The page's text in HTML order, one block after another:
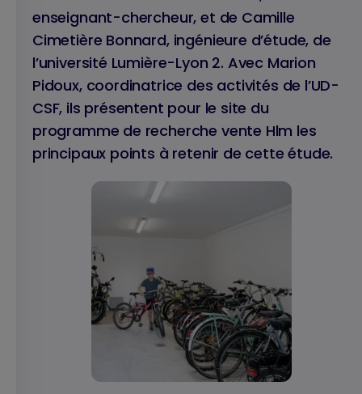
enseignant-chercheur, et de Camille
Cimetière Bonnard, ingénieure d’étude, de
l’université Lumière-Lyon 2. Avec Marion
Pidoux, coordinatrice des activités de l’UD-
CSF, ils présentent pour le site du
programme de recherche vente Hlm les
principaux points à retenir de cette étude.